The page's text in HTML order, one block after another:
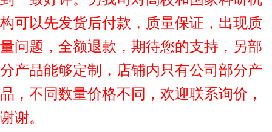
构可以先发货后付款，质量保证，出现质
量问题，全额退款，期待您的支持，另部
分产品能够定制，店铺内只有公司部分产
品，不同数量价格不同，欢迎联系询价，
谢谢。